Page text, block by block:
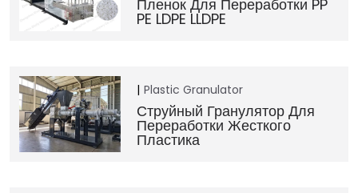
Пленок Для Переработки PP
PE LDPE LLDPE
Plastic Granulator
Струйный Гранулятор Для
Переработки Жесткого
Пластика